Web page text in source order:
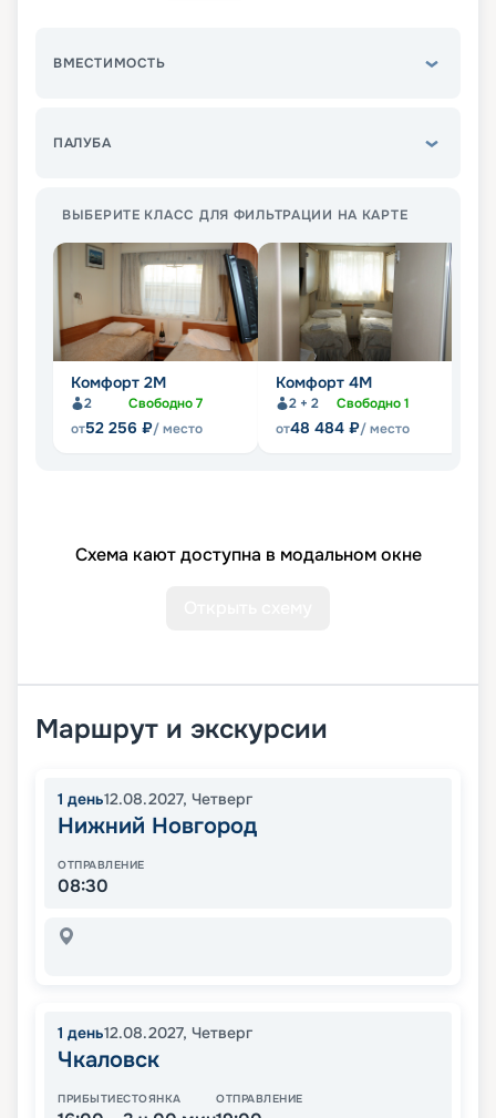
ВМЕСТИМОСТЬ
ПАЛУБА
ВЫБЕРИТЕ КЛАСС ДЛЯ ФИЛЬТРАЦИИ НА КАРТЕ
Комфорт 2M
2 Свободно7
от52 256 ₽/ место
Комфорт 4M
2 + 2 Свободно1
от48 484 ₽/ место
Схема кают доступна в модальном окне
Маршрут и экскурсии
1 день12.08.2027, Четверг
Нижний Новгород
ОТПРАВЛЕНИЕ
08:30
1 день12.08.2027, Четверг
Чкаловск
ПРИБЫТИЕСТОЯНКА ОТПРАВЛЕНИЕ